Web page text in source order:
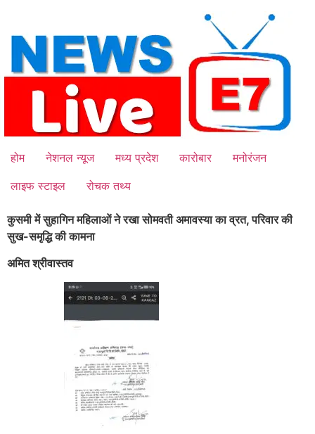
content
होम नेशनल न्यूज मध्य प्रदेश कारोबार
मनोरंजन
लाइफ स्टाइल
रोचक तथ्य
कुसमी में सुहागिन महिलाओं ने रखा सोमवती अमावस्या का व्रत, परिवार की
सुख-समृद्धि की कामना
अमित श्रीवास्तव